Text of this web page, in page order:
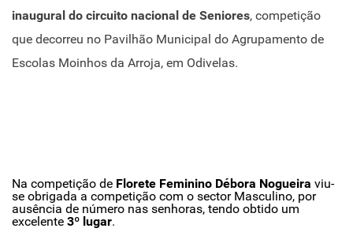
inaugural do circuito nacional de Seniores, competição
que decorreu no Pavilhão Municipal do Agrupamento de
Escolas Moinhos da Arroja, em Odivelas.
Na competição de Florete Feminino Débora Nogueira viu-
se obrigada a competição com o sector Masculino, por
ausência de número nas senhoras, tendo obtido um
excelente 3º lugar.